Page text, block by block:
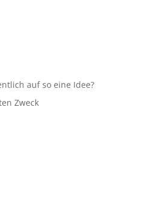
auf so eine Idee?
Zweck